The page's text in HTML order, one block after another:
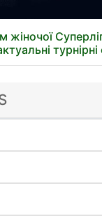
жіночої
турнірні